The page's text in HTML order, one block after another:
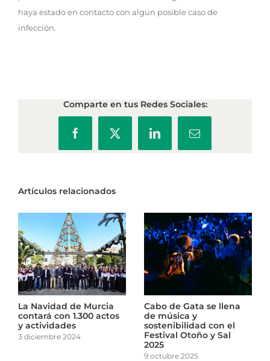
haya estado en contacto con algún posible caso de
infección.
Comparte en tus Redes Sociales:
FacebookX LinkedInCorreo
electrónico
Artículos relacionados
La Navidad de Murcia
contará con 1.300 actos
y actividades
3 diciembre 2024
Cabo de Gata se llena
de música y
sostenibilidad con el
Festival Otoño y Sal
2025
9 octubre 2025